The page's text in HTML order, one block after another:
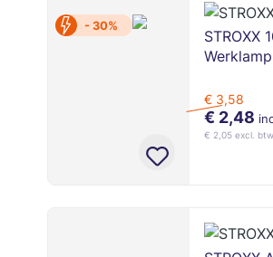
- 30%
STROXX 100-946
€ 3,58
€ 2,48
€ 2,05 excl. btw